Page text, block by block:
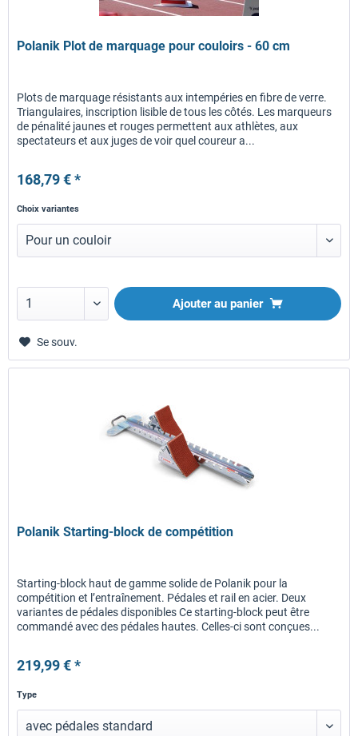
Polanik Plot de marquage pour couloirs - 60 cm
Plots de marquage résistants aux intempéries en fibre de verre.
Triangulaires, inscription lisible de tous les côtés. Les marqueurs
de pénalité jaunes et rouges permettent aux athlètes, aux
spectateurs et aux juges de voir quel coureur a...
168,79 € *
Choix variantes
Ajouter au panier
Se souv.
Polanik Starting-block de compétition
Starting-block haut de gamme solide de Polanik pour la
compétition et l’entraînement. Pédales et rail en acier. Deux
variantes de pédales disponibles Ce starting-block peut être
commandé avec des pédales hautes. Celles-ci sont conçues...
219,99 € *
Type